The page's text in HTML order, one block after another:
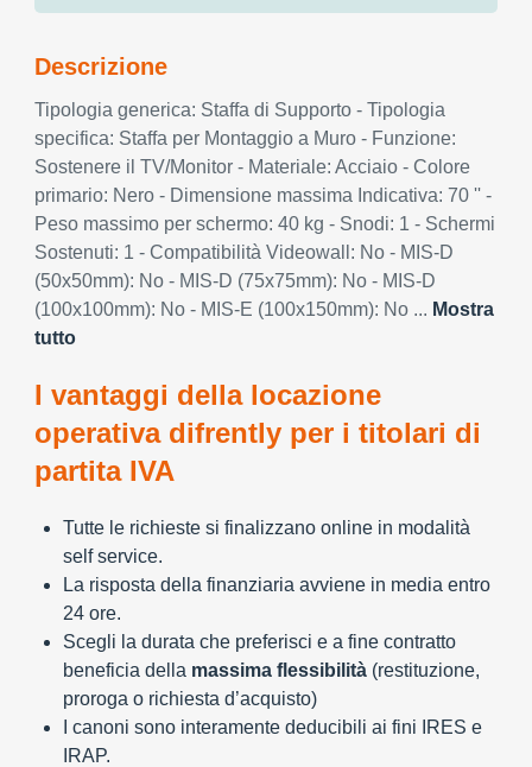
Descrizione
Tipologia generica: Staffa di Supporto - Tipologia
specifica: Staffa per Montaggio a Muro - Funzione:
Sostenere il TV/Monitor - Materiale: Acciaio - Colore
primario: Nero - Dimensione massima Indicativa: 70 '' -
Peso massimo per schermo: 40 kg - Snodi: 1 - Schermi
Sostenuti: 1 - Compatibilità Videowall: No - MIS-D
(50x50mm): No - MIS-D (75x75mm): No - MIS-D
(100x100mm): No - MIS-E (100x150mm): No ... Mostra
tutto
I vantaggi della locazione
operativa difrently per i titolari di
partita IVA
Tutte le richieste si finalizzano online in modalità
self service.
La risposta della finanziaria avviene in media entro
24 ore.
Scegli la durata che preferisci e a fine contratto
beneficia della massima flessibilità (restituzione,
proroga o richiesta d’acquisto)
I canoni sono interamente deducibili ai fini IRES e
IRAP.